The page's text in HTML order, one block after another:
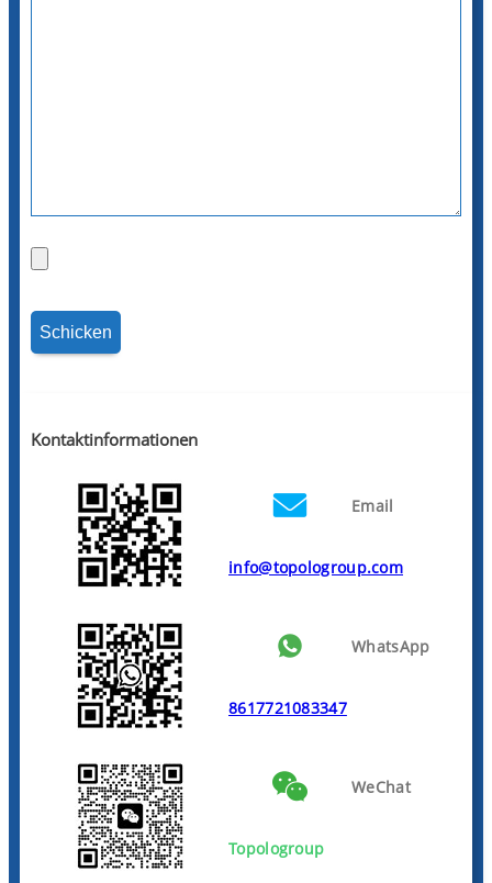
Kontaktinformationen
Email
info@topologroup.com
WhatsApp
8617721083347
WeChat
Topologroup